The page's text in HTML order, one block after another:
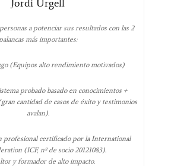
Jordi Urgell
a potenciar sus resultados con las 2
palancas más importantes:
(Equipos alto rendimiento motivados)
probado basado en conocimientos +
cantidad de casos de éxito y testimonios
avalan).
profesional certificado por la International
(ICF, nº de socio 20121083).
y formador de alto impacto.